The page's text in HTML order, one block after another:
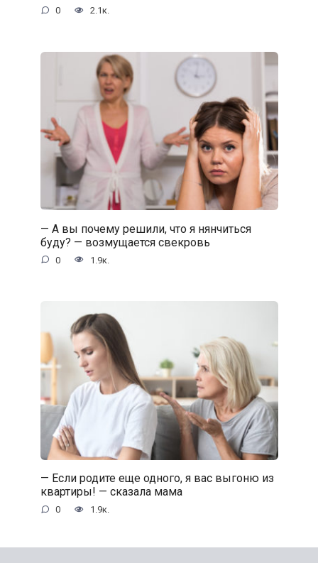
0 2.1к.
— А вы почему решили, что я нянчиться
буду? — возмущается свекровь
0 1.9к.
— Если родите еще одного, я вас выгоню из
квартиры! — сказала мама
0 1.9к.